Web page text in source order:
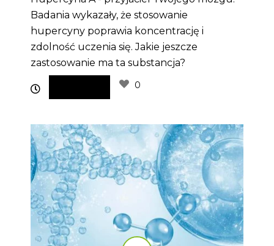
Badania wykazały, że stosowanie
hupercyny poprawia koncentrację i
zdolność uczenia się. Jakie jeszcze
zastosowanie ma ta substancja?
0